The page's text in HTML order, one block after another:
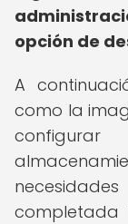
opción de
A
como la
completada